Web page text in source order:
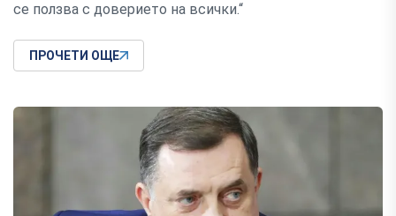
се ползва с доверието на всички.“
ПРОЧЕТИ ОЩЕ